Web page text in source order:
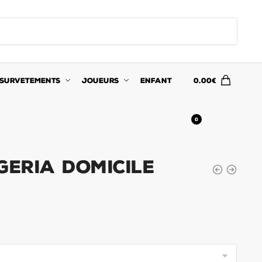
JOUEURS ENFANT 0.00€
0
DOMICILE